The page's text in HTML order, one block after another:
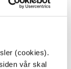
(cookies).
vår skal